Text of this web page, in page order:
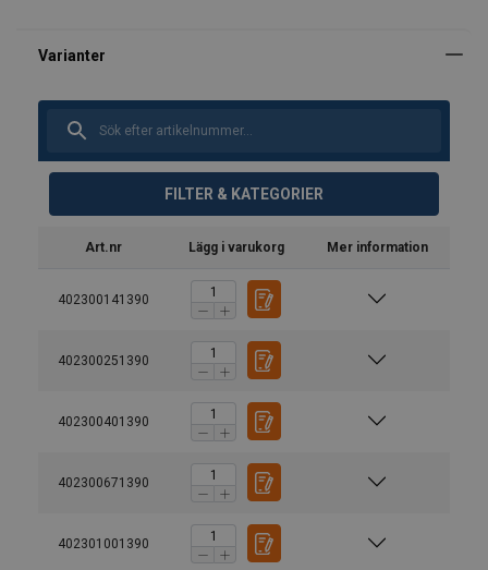
FILTER & KATEGORIER
Art.nr Lägg i varukorg Mer information
402300141390
402300251390
402300401390
402300671390
402301001390